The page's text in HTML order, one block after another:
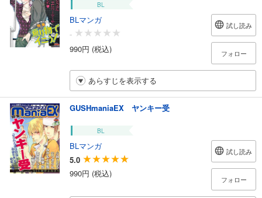
BL
BLマンガ
-
990円 (税込)
試し読み
フォロー
あらすじを表示する
GUSHmaniaEX ヤンキー受
BL
BLマンガ
5.0
990円 (税込)
試し読み
フォロー